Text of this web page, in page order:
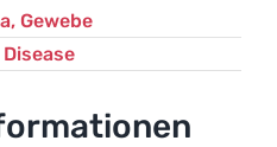
Gewebe